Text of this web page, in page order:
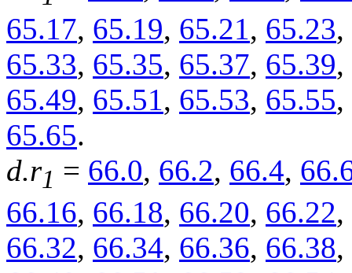
65.17, 65.19, 65.21, 65.23,
65.33, 65.35, 65.37, 65.39,
65.49, 65.51, 65.53, 65.55,
65.65.
d.r1 = 66.0, 66.2, 66.4,
66.16, 66.18, 66.20, 66.22,
66.32, 66.34, 66.36, 66.38,